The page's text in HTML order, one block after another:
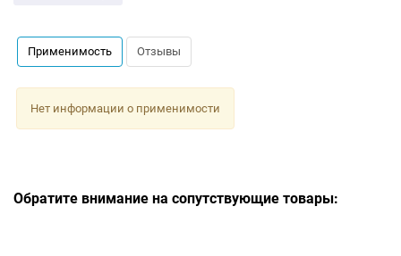
Применимость Отзывы
Нет информации о применимости
Обратите внимание на сопутствующие товары: